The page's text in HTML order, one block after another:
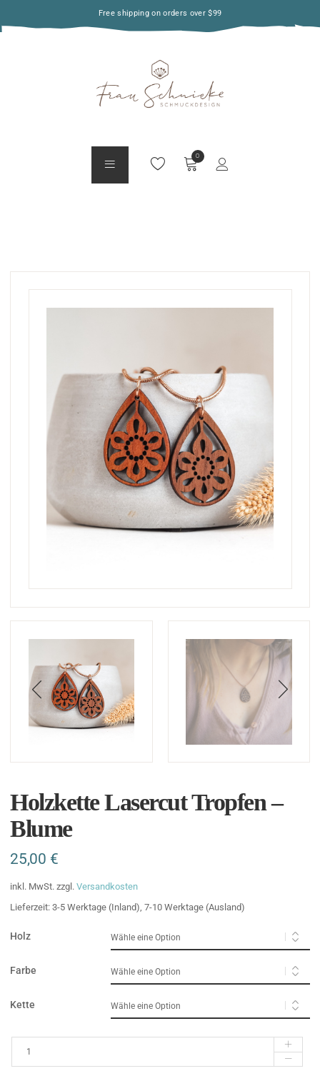
Free shipping on orders over $99
Holzkette Lasercut Tropfen –
Blume
25,00 €
inkl. MwSt. zzgl. Versandkosten
Lieferzeit: 3-5 Werktage (Inland), 7-10 Werktage (Ausland)
Holz
Farbe
Kette